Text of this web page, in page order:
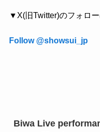
▼X(旧Twitter)のフォロ
Follow @showsui_jp
Biwa Live